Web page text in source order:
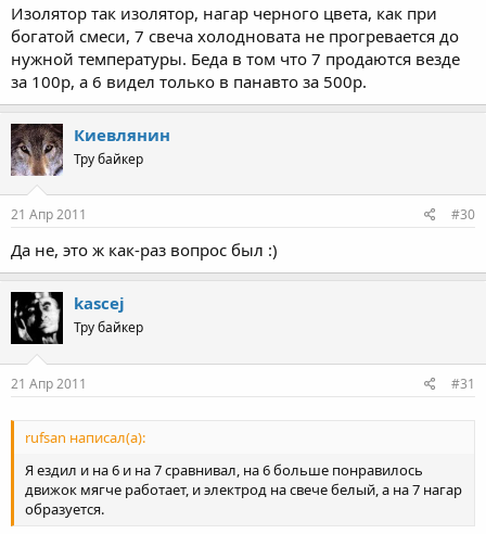
Изолятор так изолятор, нагар черного цвета, как при
богатой смеси, 7 свеча холодновата не прогревается до
нужной температуры. Беда в том что 7 продаются везде
за 100р, а 6 видел только в панавто за 500р.
Киевлянин
Тру байкер
21 Апр 2011 #30
Да не, это ж как-раз вопрос был :)
kascej
Тру байкер
21 Апр 2011 #31
rufsan написал(а):
Я ездил и на 6 и на 7 сравнивал, на 6 больше понравилось
движок мягче работает, и электрод на свече белый, а на 7 нагар
образуется.